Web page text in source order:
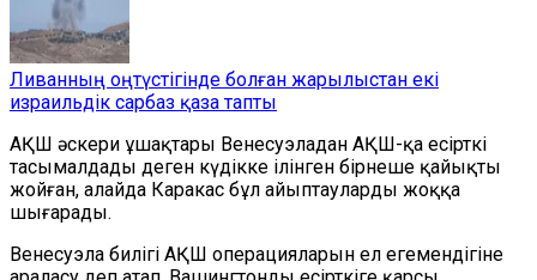
Ливанның оңтүстігінде болған жарылыстан екі
израильдік сарбаз қаза тапты
АҚШ әскери ұшақтары Венесуэладан АҚШ-қа есірткі
тасымалдады деген күдікке ілінген бірнеше қайықты
жойған, алайда Каракас бұл айыптауларды жоққа
шығарады.
Венесуэла билігі АҚШ операцияларын ел егемендігіне